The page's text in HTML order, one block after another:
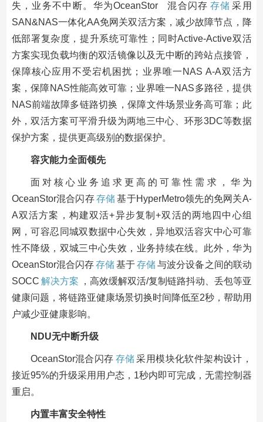
失，业务不中断。华为OceanStor 混合闪存 存储 采用
SAN&NAS一体化AA免网关双活方案，减少故障节点，降
低部署复杂度，提升系统可靠性；同时Active-Active双活
方案实现负载均衡的双活镜像以及无中断的跨站点接管，
保障核心应用不受宕机困扰；业界唯一NAS A-A双活方
案，保障NAS性能高效可靠；业界唯一NAS多路径，提供
NAS前端故障多链路切换，保障文件场景业务高可靠；此
外，双活方案可平滑升级为两地三中心、环形3DC等数据
保护方案，提供更高级别的数据保护。
容灾能力全面领先
面对核心业务追求更高的可靠性需求，华为
OceanStor混合闪存存储 基于HyperMetro领先的免网关A-
A双活方案，构建双活+异步复制+双活的两地四中心组
网，可容忍同城双数据中心失效，异地双活容灾中心可靠
性不降级，双城三中心失效，业务持续在线。此外，华为
OceanStor混合闪存存储 基于存储 与波分设备之间的联动
SOCC 解决方案
，高效缓解双活/复制链路抖动、丢包等亚
健康问题，将链路亚健康场景切换时间降低至2秒，帮助用
户减少亚健康影响。
NDU无中断升级
OceanStor混合闪存 存储 采用模块化软件架构设计，
接近95%的升级采用用户态，1秒内即可完成，无需控制器
重启。
内置丰富安全特性